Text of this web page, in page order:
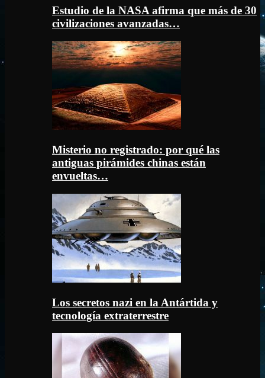
Estudio de la NASA afirma que más de 30
civilizaciones avanzadas…
Misterio no registrado: por qué las
antiguas pirámides chinas están
envueltas…
Los secretos nazi en la Antártida y
tecnología extraterrestre